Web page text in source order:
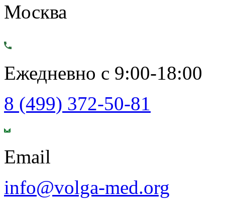
Москва
Ежедневно с 9:00-18:00
8 (499) 372-50-81
Email
info@volga-med.org